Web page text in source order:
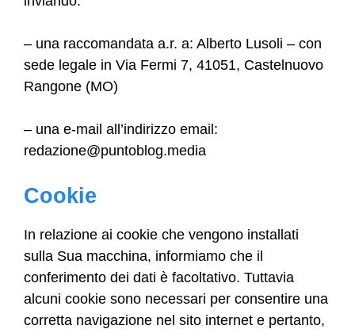
– una raccomandata a.r. a: Alberto Lusoli – con
sede legale in Via Fermi 7, 41051, Castelnuovo
Rangone (MO)
– una e-mail all’indirizzo email:
redazione@puntoblog.media
Cookie
In relazione ai cookie che vengono installati
sulla Sua macchina, informiamo che il
conferimento dei dati è facoltativo. Tuttavia
alcuni cookie sono necessari per consentire una
corretta navigazione nel sito internet e pertanto,